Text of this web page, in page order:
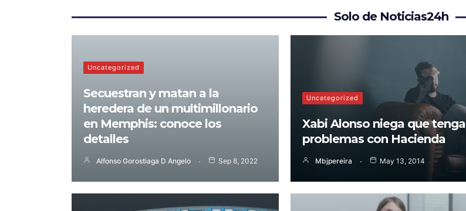
Solo de Noticias24h
Uncategorized
Secuestran y matan a la
heredera de un multimillonario
en Memphis: conoce los
detalles
Alfonso Gorostiaga D Angelo Sep 8, 2022
Uncategorized
Xabi Alonso niega que tenga
problemas con Hacienda
Mbjpereira May 13, 2014